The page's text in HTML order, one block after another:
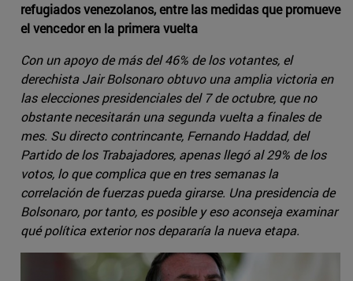
refugiados venezolanos, entre las medidas que promueve
el vencedor en la primera vuelta
Con un apoyo de más del 46% de los votantes, el
derechista Jair Bolsonaro obtuvo una amplia victoria en
las elecciones presidenciales del 7 de octubre, que no
obstante necesitarán una segunda vuelta a finales de
mes. Su directo contrincante, Fernando Haddad, del
Partido de los Trabajadores, apenas llegó al 29% de los
votos, lo que complica que en tres semanas la
correlación de fuerzas pueda girarse. Una presidencia de
Bolsonaro, por tanto, es posible y eso aconseja examinar
qué política exterior nos depararía la nueva etapa.